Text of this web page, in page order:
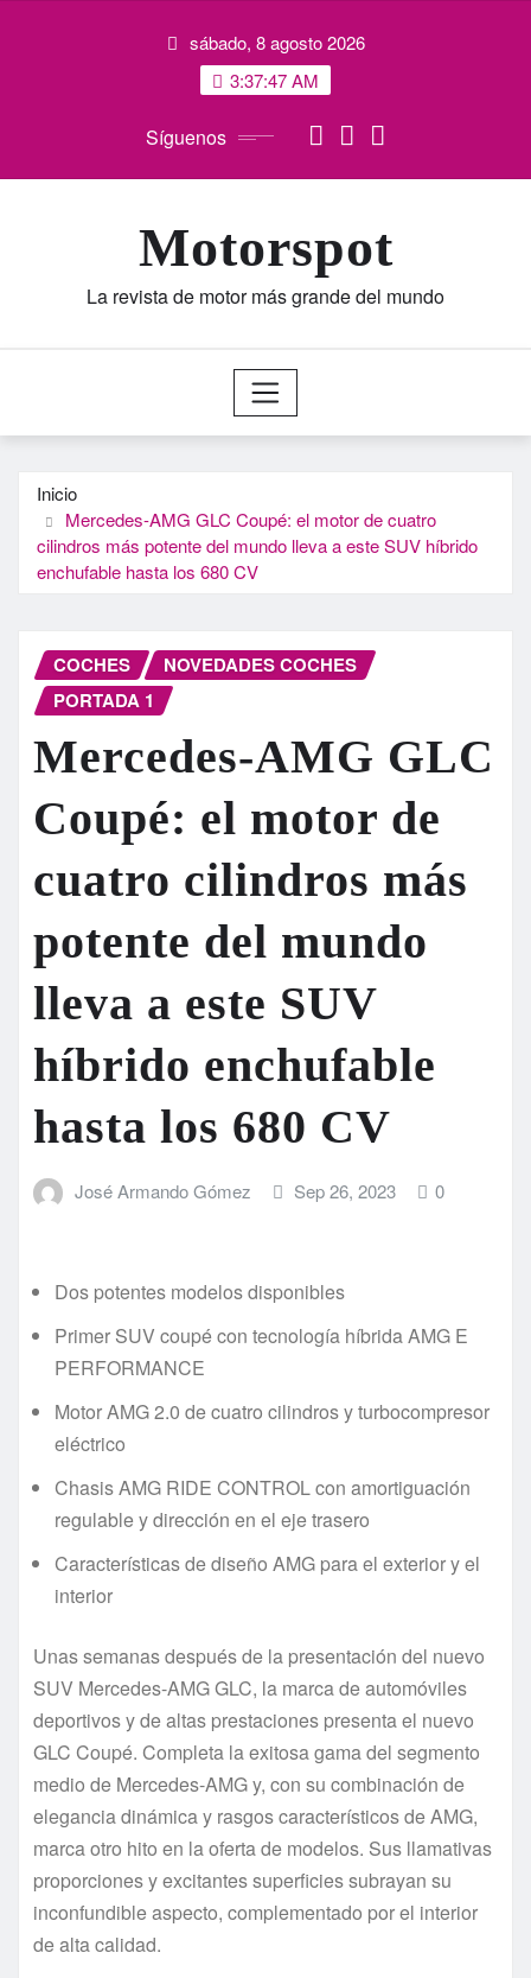
sábado, 8 agosto 2026
3:37:48 AM
Síguenos
Motorspot
La revista de motor más grande del mundo
Inicio
Mercedes-AMG GLC Coupé: el motor de cuatro
cilindros más potente del mundo lleva a este SUV híbrido
enchufable hasta los 680 CV
COCHES
NOVEDADES COCHES
PORTADA 1
Mercedes-AMG GLC
Coupé: el motor de
cuatro cilindros más
potente del mundo
lleva a este SUV
híbrido enchufable
hasta los 680 CV
José Armando Gómez Sep 26, 2023 0
Dos potentes modelos disponibles
Primer SUV coupé con tecnología híbrida AMG E
PERFORMANCE
Motor AMG 2.0 de cuatro cilindros y turbocompresor
eléctrico
Chasis AMG RIDE CONTROL con amortiguación
regulable y dirección en el eje trasero
Características de diseño AMG para el exterior y el
interior
Unas semanas después de la presentación del nuevo
SUV Mercedes-AMG GLC, la marca de automóviles
deportivos y de altas prestaciones presenta el nuevo
GLC Coupé. Completa la exitosa gama del segmento
medio de Mercedes-AMG y, con su combinación de
elegancia dinámica y rasgos característicos de AMG,
marca otro hito en la oferta de modelos. Sus llamativas
proporciones y excitantes superficies subrayan su
inconfundible aspecto, complementado por el interior
de alta calidad.